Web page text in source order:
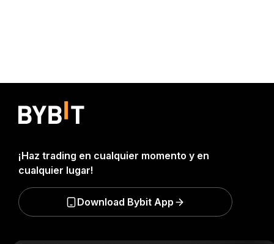
¡Haz trading en cualquier momento y en
cualquier lugar!
Download Bybit App